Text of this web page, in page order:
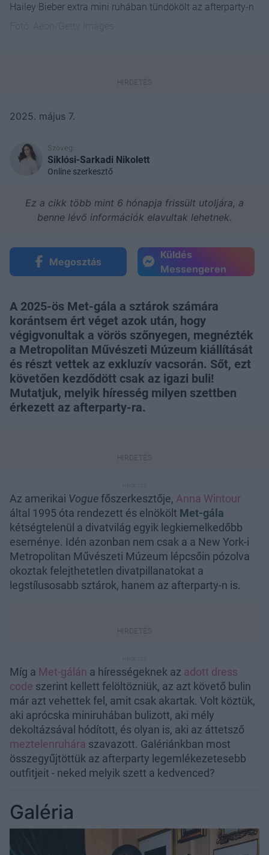
Hailey Bieber extra mini ruhában tündökölt az afterparty-n
2025. május 7.
Szöveg:
Siklósi-Sarkadi Nikolett
Online szerkesztő
Ez a cikk több mint 6 hónapja frissült utoljára, a
benne lévő információk elavultak lehetnek.
Megosztás
Küldés
Messengeren
A 2025-ös Met-gála a sztárok számára
korántsem ért véget azok után, hogy
végigvonultak a vörös szőnyegen, megnézték
a Metropolitan Művészeti Múzeum kiállítását
és részt vettek az exkluzív vacsorán. Sőt, ezt
követően kezdődött csak az igazi buli!
Mutatjuk, melyik híresség milyen szettben
érkezett az afterparty-ra.
Az amerikai Voguefőszerkesztője, Anna Wintour
által 1995 óta rendezett és elnökölt Met-gála
kétségtelenül a divatvilág egyik legkiemelkedőbb
eseménye. Idén azonban nem csak a a New York-i
Metropolitan Művészeti Múzeum lépcsőin pózolva
okoztak felejthetetlen divatpillanatokat a
legstílusosabb sztárok, hanem az afterparty-n is.
Míg a Met-gálán a hírességeknek az adott dress
code szerint kellett felöltözniük, az azt követő bulin
már azt vehettek fel, amit csak akartak. Volt köztük,
aki aprócska miniruhában bulizott, aki mély
dekoltázsával hódított, és olyan is, aki az áttetsző
meztelenruhára szavazott. Galériánkban most
összegyűjtöttük az afterparty legemlékezetesebb
outfitjeit - neked melyik szett a kedvenced?
Galéria